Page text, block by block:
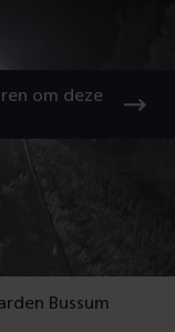
Bussum
om deze